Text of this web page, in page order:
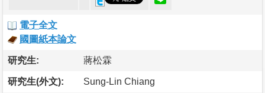
電子全文
國圖紙本論文
研究生: 蔣松霖
研究生(外文): Sung-Lin Chiang